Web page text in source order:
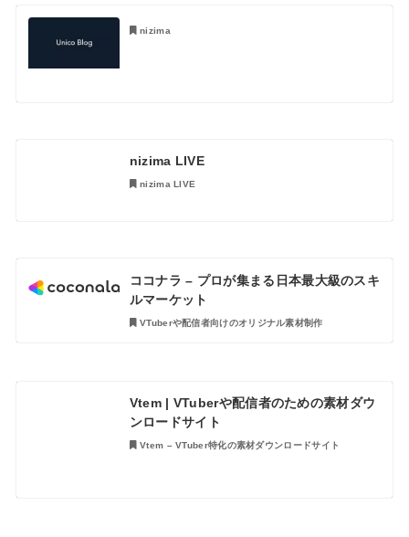
nizima
nizima LIVE
nizima LIVE
ココナラ – プロが集まる日本最大級のスキ
ルマーケット
Vtem | VTuberや配信者のための素材ダウ
ンロードサイト